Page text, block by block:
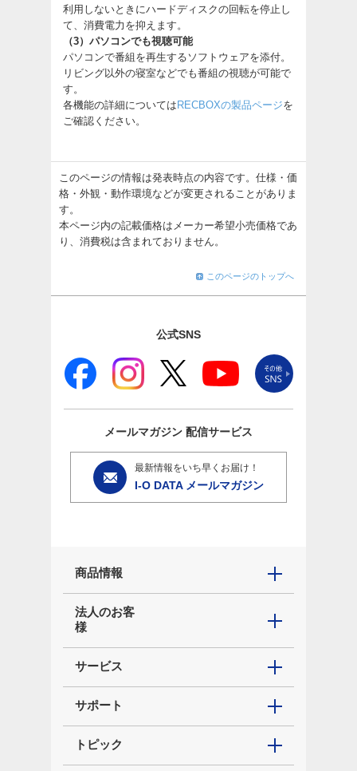
利用しないときにハードディスクの回転を停止し
て、消費電力を抑えます。
（3）パソコンでも視聴可能
パソコンで番組を再生するソフトウェアを添付。
リビング以外の寝室などでも番組の視聴が可能で
す。
各機能の詳細についてはRECBOXの製品ページを
ご確認ください。
このページの情報は発表時点の内容です。仕様・価
格・外観・動作環境などが変更されることがありま
す。
本ページ内の記載価格はメーカー希望小売価格であ
り、消費税は含まれておりません。
このページのトップへ
公式SNS
メールマガジン 配信サービス
最新情報をいち早くお届け！
I-O DATA メールマガジン
商品情報
法人のお客
様
サービス
サポート
トピック